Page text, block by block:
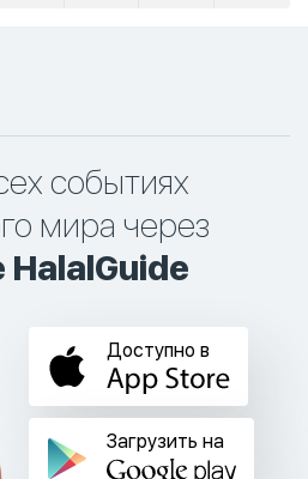
событиях
мира через
Доступно в
Загрузить на